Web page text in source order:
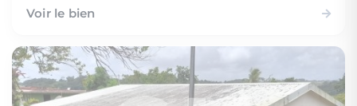
Voir le bien